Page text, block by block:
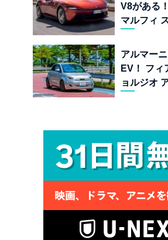
V8がある
マルフィ
ーの至福
アルマー
EV！ フィ
ョルジオ